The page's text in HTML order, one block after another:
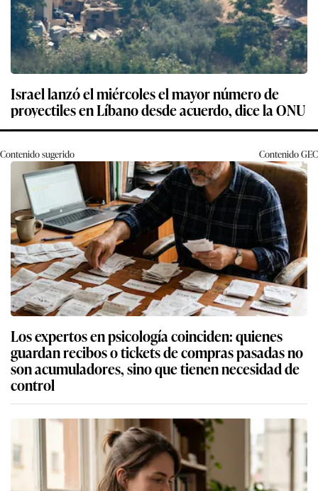
Israel lanzó el miércoles el mayor número de
proyectiles en Líbano desde acuerdo, dice la ONU
Contenido sugerido ContenidoGEC
Los expertos en psicología coinciden: quienes
guardan recibos o tickets de compras pasadas no
son acumuladores, sino que tienen necesidad de
control